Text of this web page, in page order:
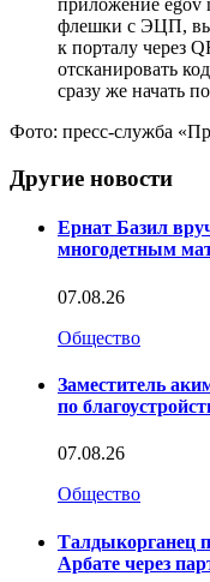
приложение egov
флешки с ЭЦП, вы
к порталу через
отсканировать
сразу же начать
Фото: пресс-служба
Другие новости
Ернат Базил
многодетным
07.08.26
Общество
Заместитель
по
07.08.26
Общество
Талдыкорганец
Арбате через